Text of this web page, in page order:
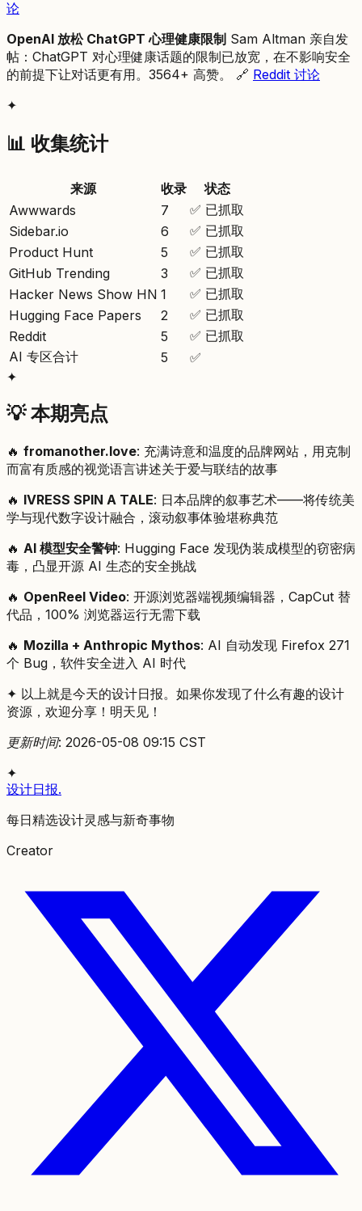
论
OpenAI 放松 ChatGPT 心理健康限制 Sam Altman 亲自发
帖：ChatGPT 对心理健康话题的限制已放宽，在不影响安全
的前提下让对话更有用。3564+ 高赞。 🔗 Reddit 讨论
✦
📊 收集统计
来源 收录
状态
Awwwards
7
✅ 已抓取
Sidebar.io
6
✅ 已抓取
Product Hunt
5
✅ 已抓取
GitHub Trending
3
✅ 已抓取
Hacker News Show HN 1
✅ 已抓取
Hugging Face Papers
2
✅ 已抓取
Reddit
5
✅ 已抓取
AI 专区合计
5
✅
✦
💡 本期亮点
🔥 fromanother.love: 充满诗意和温度的品牌网站，用克制
而富有质感的视觉语言讲述关于爱与联结的故事
🔥 IVRESS SPIN A TALE: 日本品牌的叙事艺术——将传统美
学与现代数字设计融合，滚动叙事体验堪称典范
🔥 AI 模型安全警钟: Hugging Face 发现伪装成模型的窃密病
毒，凸显开源 AI 生态的安全挑战
🔥 OpenReel Video: 开源浏览器端视频编辑器，CapCut 替
代品，100% 浏览器运行无需下载
🔥 Mozilla + Anthropic Mythos: AI 自动发现 Firefox 271
个 Bug，软件安全进入 AI 时代
✦ 以上就是今天的设计日报。如果你发现了什么有趣的设计
资源，欢迎分享！明天见！
更新时间: 2026-05-08 09:15 CST
✦
设计日报.
每日精选设计灵感与新奇事物
Creator